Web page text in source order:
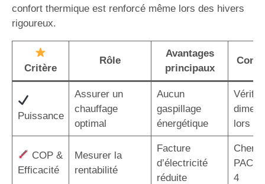
confort thermique est renforcé même lors des hivers
rigoureux.
Critère
Rôle
Avantages
principaux
Puissance
Assurer un
chauffage
optimal
Aucun
gaspillage
énergétique
lors de
COP &
Efficacité
Mesurer la
rentabilité
Facture
d’électricité
réduite
PAC
4